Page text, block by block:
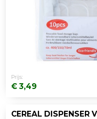
Prijs:
€ 3,49